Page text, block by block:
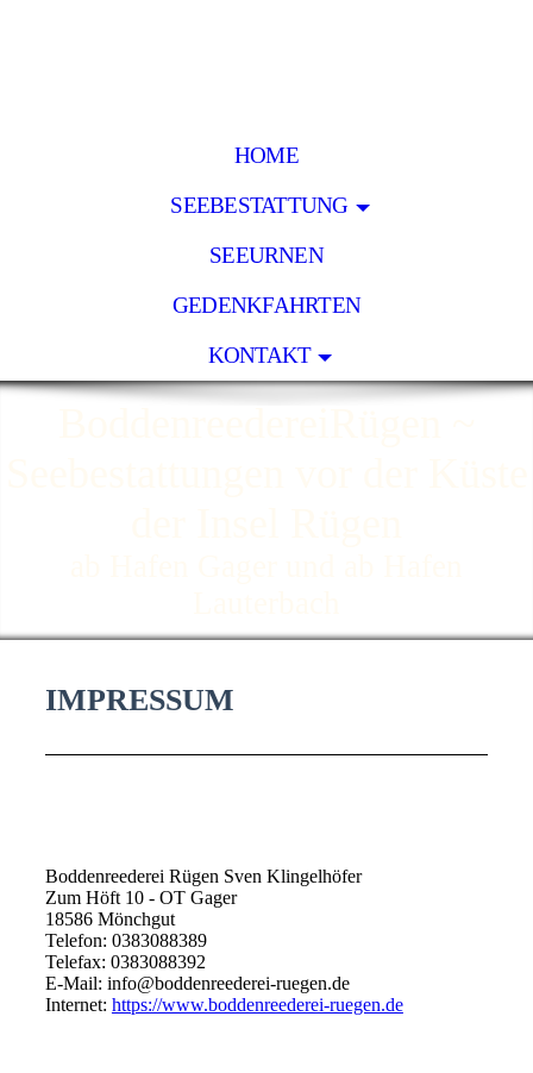
HOME
SEEBESTATTUNG
SEEURNEN
GEDENKFAHRTEN
KONTAKT
IMPRESSUM
Boddenreederei Rügen Sven Klingelhöfer
Zum Höft 10 - OT Gager
18586 Mönchgut
Telefon: 0383088389
Telefax: 0383088392
E-Mail: info@boddenreederei-ruegen.de
Internet: https://www.boddenreederei-ruegen.de